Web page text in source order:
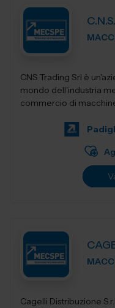
CNS Trading Srl è
mondo dell'industria
commercio di
Cagelli Distribuzione